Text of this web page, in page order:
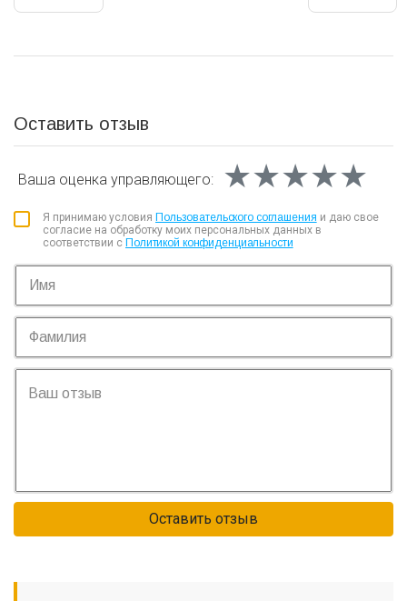
Оставить отзыв
Ваша оценка управляющего: ★★★★★
★★★★★
★★★★★
Я принимаю условия Пользовательского соглашения и даю свое
согласие на обработку моих персональных данных в
соответствии с Политикой конфиденциальности
Оставить отзыв